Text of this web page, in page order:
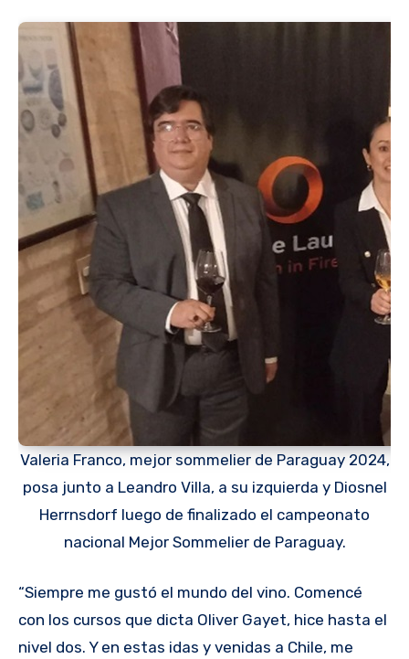
Valeria Franco, mejor sommelier de Paraguay 2024,
posa junto a Leandro Villa, a su izquierda y Diosnel
Herrnsdorf luego de finalizado el campeonato
nacional Mejor Sommelier de Paraguay.
“Siempre me gustó el mundo del vino. Comencé
con los cursos que dicta Oliver Gayet, hice hasta el
nivel dos. Y en estas idas y venidas a Chile, me